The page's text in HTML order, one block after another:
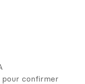
confirmer